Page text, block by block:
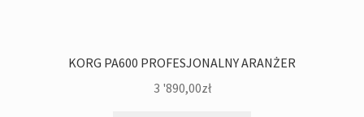
KORG PA600 PROFESJONALNY ARANŻER
3 '890,00zł